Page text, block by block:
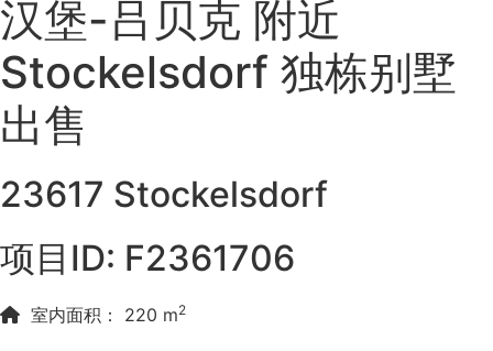
汉堡-吕贝克 附近
Stockelsdorf 独栋别墅
出售
23617 Stockelsdorf
项目ID: F2361706
室内面积： 220 m2